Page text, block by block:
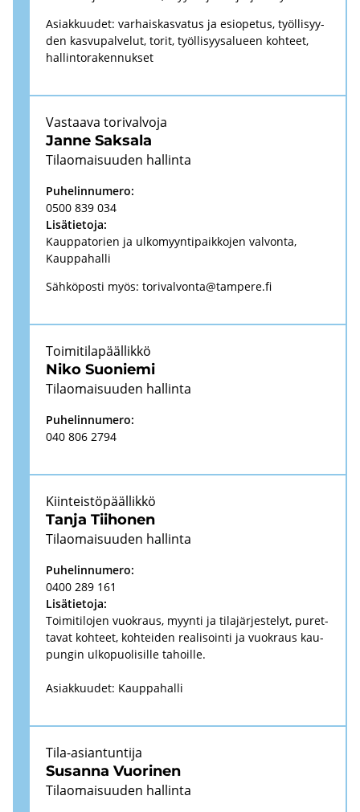
Asiak­kuu­det: var­hais­kas­va­tus ja esio­pe­tus, työl­li­syy­
den kas­vu­pal­ve­lut, torit, työl­li­syy­sa­lu­een koh­teet,
hal­lin­to­ra­ken­nuk­set
Janne Sak­sa­la
Vas­taa­va to­ri­val­vo­ja
Ti­lao­mai­suu­den hal­lin­ta
Pu­he­lin­nu­me­ro:
0500 839 034
Li­sä­tie­to­ja:
Kaup­pa­to­rien ja ul­ko­myyn­ti­paik­ko­jen val­von­ta,
Kaup­pa­hal­li
Säh­kö­pos­ti myös: to­ri­val­von­ta@tam­pe­re.fi
Niko Suo­nie­mi
Toi­mi­ti­la­pääl­lik­kö
Ti­lao­mai­suu­den hal­lin­ta
Pu­he­lin­nu­me­ro:
040 806 2794
Tanja Tii­ho­nen
Kiin­teis­tö­pääl­lik­kö
Ti­lao­mai­suu­den hal­lin­ta
Pu­he­lin­nu­me­ro:
0400 289 161
Li­sä­tie­to­ja:
Toi­mi­ti­lo­jen vuo­kraus, myyn­ti ja ti­la­jär­jes­te­lyt, pu­ret­
ta­vat koh­teet, koh­tei­den rea­li­soin­ti ja vuo­kraus kau­
pun­gin ul­ko­puo­li­sil­le ta­hoil­le.
Asiak­kuu­det: Kaup­pa­hal­li
Susan­na Vuo­ri­nen
Tila-​asiantuntija
Ti­lao­mai­suu­den hal­lin­ta